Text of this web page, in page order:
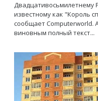
Двадцативосьмилетнему
известному как "Король
сообщает Computerworld.
виновным полный текст...